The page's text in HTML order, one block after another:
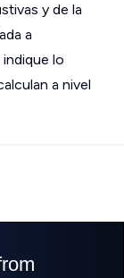
y de la
a
lo
a nivel